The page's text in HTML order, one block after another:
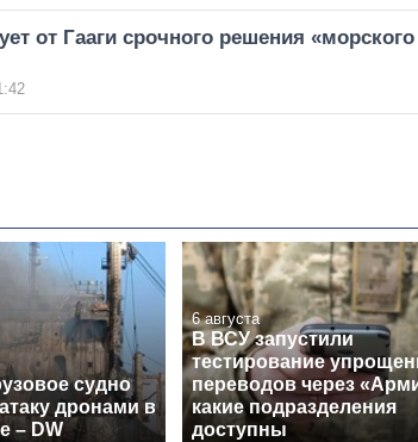
от Гааги срочного решения «морского
судно
дронами в
– DW
6 августа
В ВСУ запустили
тестирование
переводов через
какие подразделения
доступны